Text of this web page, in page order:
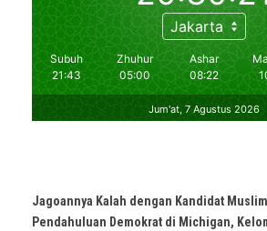
Jagoannya Kalah dengan Kandidat
Pendahuluan Demokrat di Michigan,